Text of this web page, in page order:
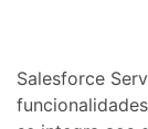
Salesforce